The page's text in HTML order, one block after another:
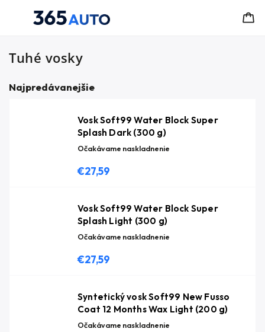
Tuhé vosky
Najpredávanejšie
Vosk Soft99 Water Block Super
Splash Dark (300 g)
Očakávame naskladnenie
€27,59
Vosk Soft99 Water Block Super
Splash Light (300 g)
Očakávame naskladnenie
€27,59
Syntetický vosk Soft99 New Fusso
Coat 12 Months Wax Light (200 g)
Očakávame naskladnenie